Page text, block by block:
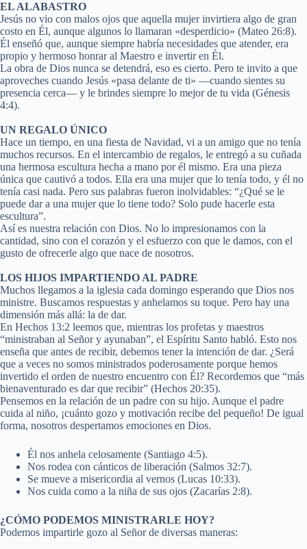
EL ALABASTRO
Jesús no vio con malos ojos que aquella mujer invirtiera algo de gran
costo en Él, aunque algunos lo llamaran «desperdicio» (Mateo 26:8).
Él enseñó que, aunque siempre habría necesidades que atender, era
propio y hermoso honrar al Maestro e invertir en Él.
La obra de Dios nunca se detendrá, eso es cierto. Pero te invito a que
aproveches cuando Jesús «pasa delante de ti» —cuando sientes su
presencia cerca— y le brindes siempre lo mejor de tu vida (Génesis
4:4).
UN REGALO ÚNICO
Hace un tiempo, en una fiesta de Navidad, vi a un amigo que no tenía
muchos recursos. En el intercambio de regalos, le entregó a su cuñada
una hermosa escultura hecha a mano por él mismo. Era una pieza
única que cautivó a todos. Ella era una mujer que lo tenía todo, y él no
tenía casi nada. Pero sus palabras fueron inolvidables: “¿Qué se le
puede dar a una mujer que lo tiene todo? Solo pude hacerle esta
escultura”.
Así es nuestra relación con Dios. No lo impresionamos con la
cantidad, sino con el corazón y el esfuerzo con que le damos, con el
gusto de ofrecerle algo que nace de nosotros.
LOS HIJOS IMPARTIENDO AL PADRE
Muchos llegamos a la iglesia cada domingo esperando que Dios nos
ministre. Buscamos respuestas y anhelamos su toque. Pero hay una
dimensión más allá: la de dar.
En Hechos 13:2 leemos que, mientras los profetas y maestros
“ministraban al Señor y ayunaban”, el Espíritu Santo habló. Esto nos
enseña que antes de recibir, debemos tener la intención de dar. ¿Será
que a veces no somos ministrados poderosamente porque hemos
invertido el orden de nuestro encuentro con Él? Recordemos que “más
bienaventurado es dar que recibir” (Hechos 20:35).
Pensemos en la relación de un padre con su hijo. Aunque el padre
cuida al niño, ¡cuánto gozo y motivación recibe del pequeño! De igual
forma, nosotros despertamos emociones en Dios.
Él nos anhela celosamente (Santiago 4:5).
Nos rodea con cánticos de liberación (Salmos 32:7).
Se mueve a misericordia al vernos (Lucas 10:33).
Nos cuida como a la niña de sus ojos (Zacarías 2:8).
¿CÓMO PODEMOS MINISTRARLE HOY?
Podemos impartirle gozo al Señor de diversas maneras: